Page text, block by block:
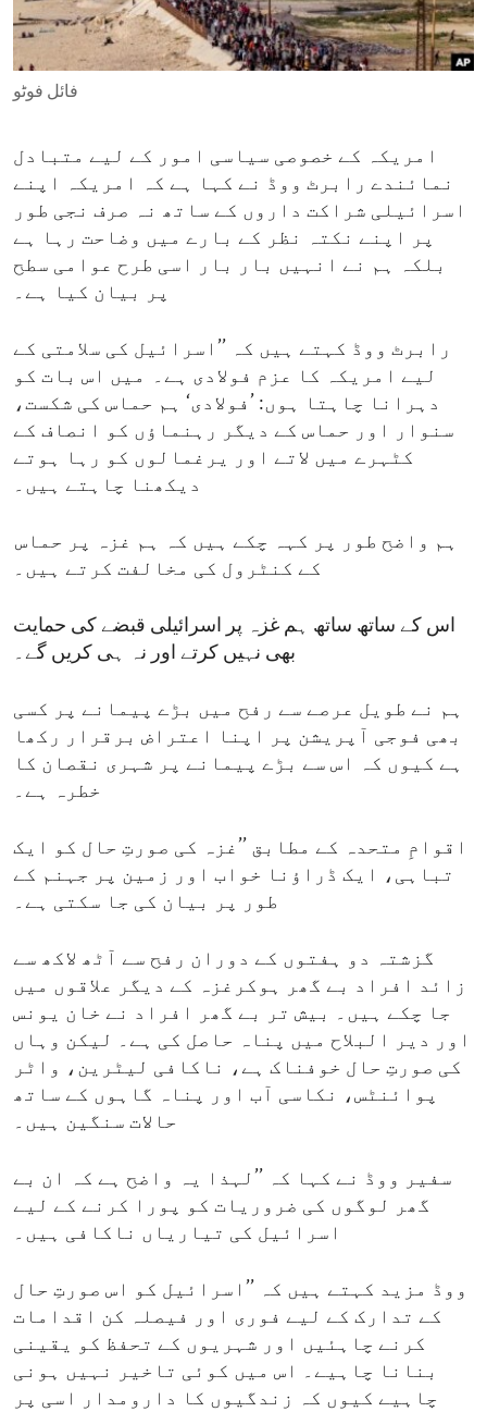
ENVIRONMENT AND HEALTH
IDEALS AND INSTITUTIONS
فائل فوٹو
امریکہ کے خصوصی سیاسی امور کے لیے متبادل
نمائندے رابرٹ ووڈ نے کہا ہے کہ امریکہ اپنے
اسرائیلی شراکت داروں کے ساتھ نہ صرف نجی طور
پر اپنے نکتہ نظر کے بارے میں وضاحت رہا ہے
بلکہ ہم نے انہیں بار بار اسی طرح عوامی سطح
پر بیان کیا ہے۔
رابرٹ ووڈ کہتے ہیں کہ ’’اسرائیل کی سلامتی کے
لیے امریکہ کا عزم فولادی ہے۔ میں اس بات کو
دہرانا چاہتا ہوں: ’فولادی‘ ہم حماس کی شکست،
سنوار اور حماس کے دیگر رہنماؤں کو انصاف کے
کٹہرے میں لاتے اور یرغمالوں کو رہا ہوتے
دیکھنا چاہتے ہیں۔
کے کنٹرول کی مخالفت کرتے ہیں۔
اس کے ساتھ ساتھ ہم غزہ پر اسرائیلی قبضے کی حمایت
ہم نے طویل عرصے سے رفح میں بڑے پیمانے پر کسی
بھی فوجی آپریشن پر اپنا اعتراض برقرار رکھا
ہے کیوں کہ اس سے بڑے پیمانے پر شہری نقصان کا
خطرہ ہے۔
اقوامِ متحدہ کے مطابق ’’غزہ کی صورتِ حال کو ایک
تباہی، ایک ڈراؤنا خواب اور زمین پر جہنم کے
طور پر بیان کی جا سکتی ہے۔
گزشتہ دو ہفتوں کے دوران رفح سے آٹھ لاکھ سے
زائد افراد بے گھر ہوکرغزہ کے دیگر علاقوں میں
جا چکے ہیں۔ بیش تر بے گھر افراد نے خان یونس
اور دیر البلاح میں پناہ حاصل کی ہے۔ لیکن وہاں
کی صورتِ حال خوفناک ہے، ناکافی لیٹرین، واٹر
پوائنٹس، نکاسی آب اور پناہ گاہوں کے ساتھ
حالات سنگین ہیں۔
سفیر ووڈ نے کہا کہ ’’لہذا یہ واضح ہے کہ ان بے
گھر لوگوں کی ضروریات کو پورا کرنے کے لیے
اسرائیل کی تیاریاں ناکافی ہیں۔
ووڈ مزید کہتے ہیں کہ ’’اسرائیل کو اس صورتِ حال
کے تدارک کے لیے فوری اور فیصلہ کن اقدامات
کرنے چاہئیں اور شہریوں کے تحفظ کو یقینی
بنانا چاہیے۔ اس میں کوئی تاخیر نہیں ہونی
چاہیے کیوں کہ زندگیوں کا دارومدار اسی پر